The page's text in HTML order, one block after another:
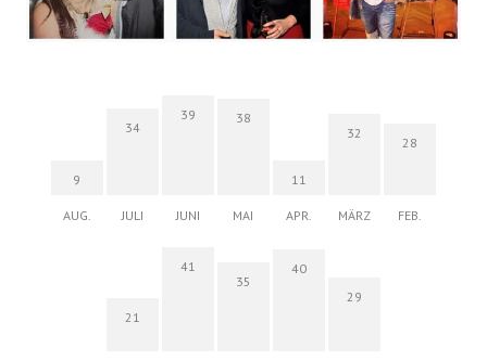
9
AUG.
34
JULI
39
JUNI
38
MAI
11
APR.
32
MÄRZ
28
FEB.
21
41
35
40
29